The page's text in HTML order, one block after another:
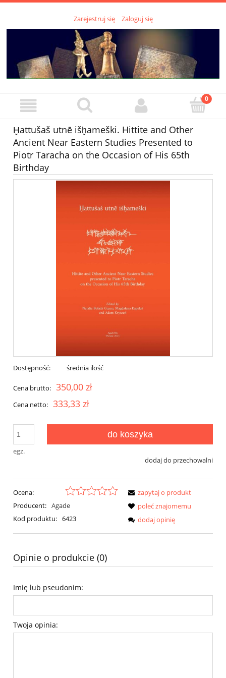
Zarejestruj się Zaloguj się
Ḫattušaš utnē išḫameški. Hittite and Other
Ancient Near Eastern Studies Presented to
Piotr Taracha on the Occasion of His 65th
Birthday
Dostępność: średnia ilość
Cena brutto: 350,00 zł
Cena netto: 333,33 zł
egz.
do koszyka
dodaj do przechowalni
Ocena:
Producent: Agade
Kod produktu: 6423
zapytaj o produkt
poleć znajomemu
dodaj opinię
Opinie o produkcie (0)
Imię lub pseudonim:
Twoja opinia: